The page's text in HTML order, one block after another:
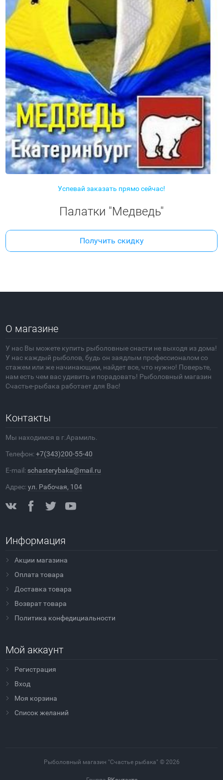
Успевай заказать прямо сейчас!
Палатки "Медведь"
Получить скидку
О магазине
У нас Вы можете купить рыболовные снасти не выходя из дома!
У нас каждый рыболов, будь он заядлым профессионалом со
стажем или же начинающим, найдет все, что нужно! Поверьте,
нам есть чем вас удивить и порадовать! Рыболовный магазин
Счастье-рыбака работает для Вас!
Контакты
Мы находимся в г.Арамиль.
Телефон:+7(343)200-55-40
E-mail: schasterybaka@mail.ru
Адрес:ул. Рабочая, 104
Информация
Акции магазина
Оплата товара
Доставка товара
Возврат товара
Политика конфедициальности
Мой аккаунт
Регистрация
Вход
Моя корзина
Cписок желаний
Рыболовный магазин "Счастье рыбака" © 2026